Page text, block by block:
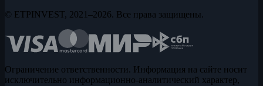
© ETPINVEST, 2021–2026. Все права защищены.
Ограничение ответственности. Информация на сайте носит
исключительно информационно-аналитический характер,